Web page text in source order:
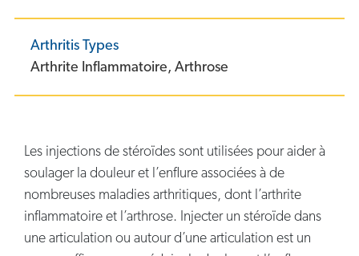
Arthritis Types
Arthrite Inflammatoire, Arthrose
Les injections de stéroïdes sont utilisées pour aider à
soulager la douleur et l’enflure associées à de
nombreuses maladies arthritiques, dont l’arthrite
inflammatoire et l’arthrose. Injecter un stéroïde dans
une articulation ou autour d’une articulation est un